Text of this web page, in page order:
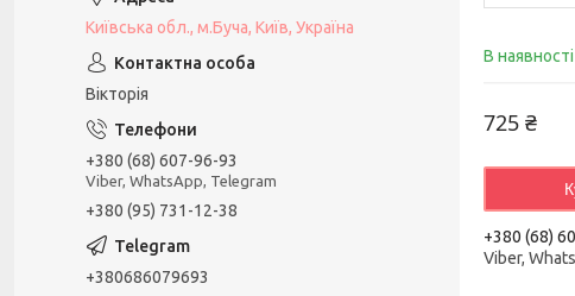
В наявності
725 ₴
+380 (68)
Viber,
Київська обл., м.Буча, Київ, Україна
Вікторія
+380 (68) 607-96-93
Viber, WhatsApp, Telegram
+380 (95) 731-12-38
+380686079693